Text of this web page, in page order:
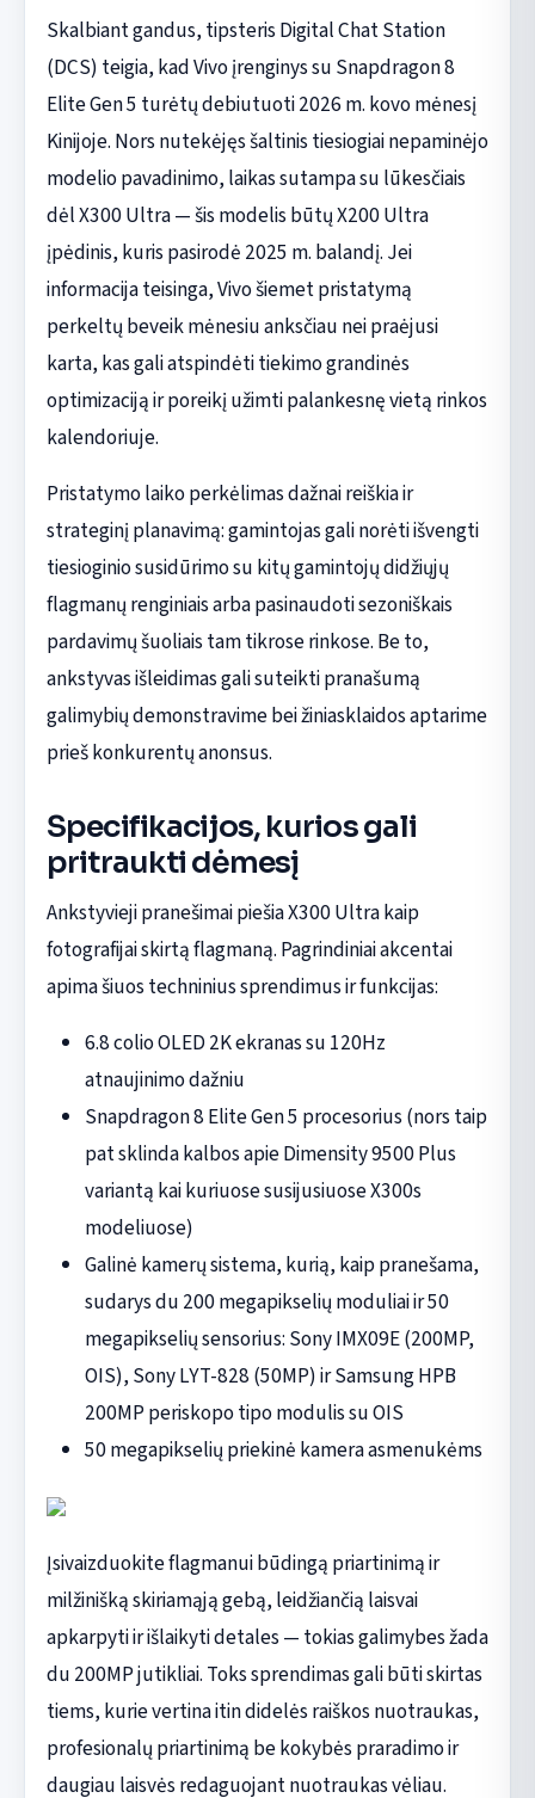
Skalbiant gandus, tipsteris Digital Chat Station
(DCS) teigia, kad Vivo įrenginys su Snapdragon 8
Elite Gen 5 turėtų debiutuoti 2026 m. kovo mėnesį
Kinijoje. Nors nutekėjęs šaltinis tiesiogiai nepaminėjo
modelio pavadinimo, laikas sutampa su lūkesčiais
dėl X300 Ultra — šis modelis būtų X200 Ultra
įpėdinis, kuris pasirodė 2025 m. balandį. Jei
informacija teisinga, Vivo šiemet pristatymą
perkeltų beveik mėnesiu anksčiau nei praėjusi
karta, kas gali atspindėti tiekimo grandinės
optimizaciją ir poreikį užimti palankesnę vietą rinkos
kalendoriuje.
Pristatymo laiko perkėlimas dažnai reiškia ir
strateginį planavimą: gamintojas gali norėti išvengti
tiesioginio susidūrimo su kitų gamintojų didžiųjų
flagmanų renginiais arba pasinaudoti sezoniškais
pardavimų šuoliais tam tikrose rinkose. Be to,
ankstyvas išleidimas gali suteikti pranašumą
galimybių demonstravime bei žiniasklaidos aptarime
prieš konkurentų anonsus.
Specifikacijos, kurios gali
pritraukti dėmesį
Ankstyvieji pranešimai piešia X300 Ultra kaip
fotografijai skirtą flagmaną. Pagrindiniai akcentai
apima šiuos techninius sprendimus ir funkcijas:
6.8 colio OLED 2K ekranas su 120Hz
atnaujinimo dažniu
Snapdragon 8 Elite Gen 5 procesorius (nors taip
pat sklinda kalbos apie Dimensity 9500 Plus
variantą kai kuriuose susijusiuose X300s
modeliuose)
Galinė kamerų sistema, kurią, kaip pranešama,
sudarys du 200 megapikselių moduliai ir 50
megapikselių sensorius: Sony IMX09E (200MP,
OIS), Sony LYT-828 (50MP) ir Samsung HPB
200MP periskopo tipo modulis su OIS
50 megapikselių priekinė kamera asmenukėms
Įsivaizduokite flagmanui būdingą priartinimą ir
milžinišką skiriamąją gebą, leidžiančią laisvai
apkarpyti ir išlaikyti detales — tokias galimybes žada
du 200MP jutikliai. Toks sprendimas gali būti skirtas
tiems, kurie vertina itin didelės raiškos nuotraukas,
profesionalų priartinimą be kokybės praradimo ir
daugiau laisvės redaguojant nuotraukas vėliau.